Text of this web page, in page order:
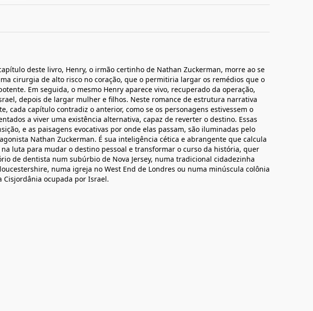
deste livro, Henry, o irmão certinho de Nathan Zuckerman, morre ao se
cirurgia de alto risco no coração, que o permitiria largar os remédios que o
Em seguida, o mesmo Henry aparece vivo, recuperado da operação,
depois de largar mulher e filhos. Neste romance de estrutura narrativa
cada capítulo contradiz o anterior, como se os personagens estivessem o
a viver uma existência alternativa, capaz de reverter o destino. Essas
e as paisagens evocativas por onde elas passam, são iluminadas pelo
Nathan Zuckerman. É sua inteligência cética e abrangente que calcula
luta para mudar o destino pessoal e transformar o curso da história, quer
de dentista num subúrbio de Nova Jersey, numa tradicional cidadezinha
numa igreja no West End de Londres ou numa minúscula colônia
Cisjordânia ocupada por Israel.